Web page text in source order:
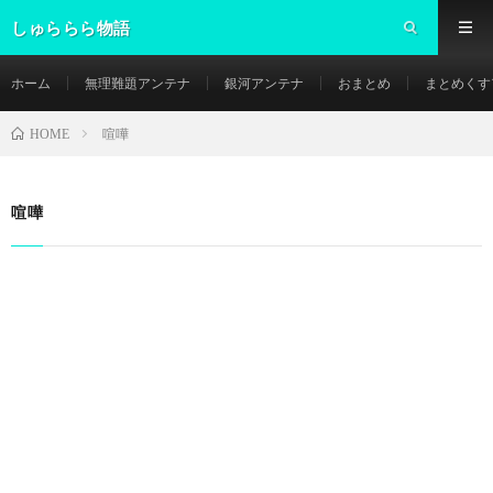
しゅららら物語
ホーム 無理難題アンテナ 銀河アンテナ おまとめ まとめく
HOME 喧嘩
喧嘩